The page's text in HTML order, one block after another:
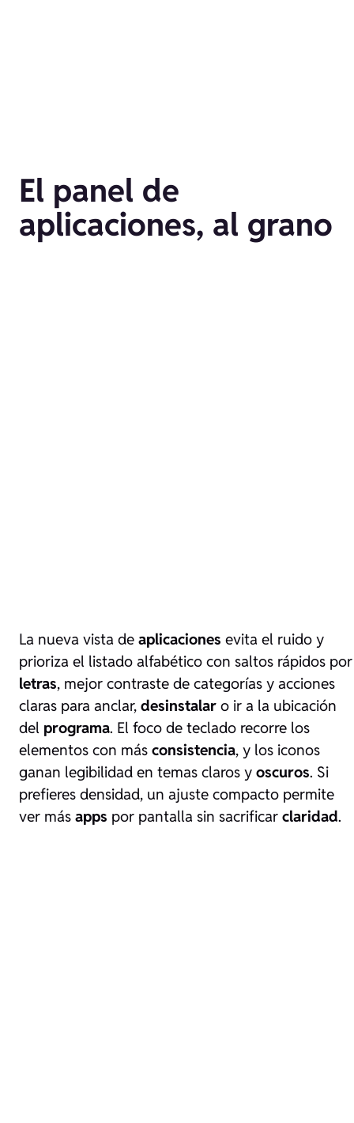
El panel de
aplicaciones, al grano
La nueva vista de aplicaciones evita el ruido y
prioriza el listado alfabético con saltos rápidos por
letras, mejor contraste de categorías y acciones
claras para anclar, desinstalar o ir a la ubicación
del programa. El foco de teclado recorre los
elementos con más consistencia, y los iconos
ganan legibilidad en temas claros y oscuros. Si
prefieres densidad, un ajuste compacto permite
ver más apps por pantalla sin sacrificar claridad.